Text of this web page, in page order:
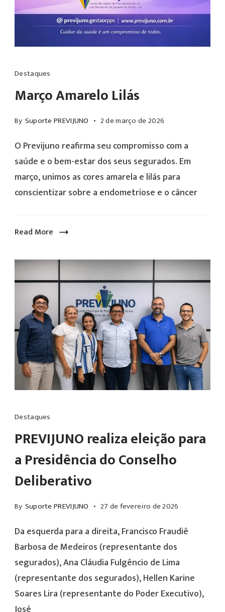
(PREVIJUNO)
anunciou,
feira
um
balanço
positivo
sobre
a
gestão
seus
Em
regime
próprio
de
previdência
não
apenas
como
significativamente
a
sua
Atuarial.
que
os
números
representam?
A
Previjuno
reafirma
compromisso
a
saúde
e
o
estar
seus
segurados.
março,
unimos
as
cores
amarela
para
conscientizar
sobre
a
endometriose
o
câncer
do
colo
do
útero
—
Destaques
Março Amarelo Lilás
By Suporte PREVIJUNO 2 de março de 2026
O Previjuno reafirma seu compromisso com a
saúde e o bem-estar dos seus segurados. Em
março, unimos as cores amarela e lilás para
conscientizar sobre a endometriose e o câncer
Read More
esquerda
para
direita,
Francisco
Barbosa
de
Medeiros
(representante
dos
segurados),
Ana
Destaques
PREVIJUNO realiza eleição para
a Presidência do Conselho
Deliberativo
By Suporte PREVIJUNO 27 de fevereiro de 2026
Da esquerda para a direita, Francisco Fraudiê
Barbosa de Medeiros (representante dos
segurados), Ana Cláudia Fulgêncio de Lima
(representante dos segurados), Hellen Karine
Soares Lira (representante do Poder Executivo),